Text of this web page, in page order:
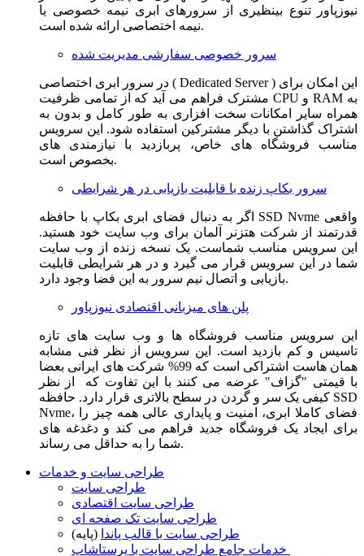
نیوزپاور تنوع بینظیری از سرورهای ابری نیمه خصوصی یا
نیمه اختصاصی ارائه شده است.
سرور خصوصی سفارشی مدیریت شده
در سرور ابری اختصاصی ( Dedicated Server ) این امکان برای
مشترک فراهم می آید که از تمامی ظرفیت CPU و RAM به
همراه سایر امکانات سخت افزاری به طور کامل و بدون به
اشتراک گذاشتن با دیگر مشترکین استفاده شود. این سرویس
مناسب فروشگاه های خاص، پربازدید با نیازمندی های
بخصوص است.
سرور بکاپ زنده با قابلیت بازیابی در هر شرایطی
اگر به دنبال فضای ابری بکاپ با حافظه SSD Nvme واقعی
قدرتمند از شرکت هتزنر آلمان برای وب سایت خود هستید.
این سرویس مناسب شماست. یک نسخه زنده از وب سایت
شما در این سرویس قرار می گیرد و در هر شرایطی قابلیت
بازیابی و اتصال نیم سرور به این فضا وجود دارد.
پلن های میزبانی اقتصادی نیوزپاور
این سرویس مناسب فروشگاه ها و وب سایت های تازه
تاسیس و کم بازدید است. این سرویس از نظر فنی مشابه
همان هاست اشتراکی است که 99% شرکت های ایرانی بعضا
با قیمتی "گزاف" عرضه می کنند با این تفاوت که از نظر
کیفی یک سر و گردن در سطح بالاتری قرار دارد. حافظه SSD
Nvme، فضای کاملا ابری، امنیت و پایداری عالی همه چیز را
برای ایجاد یک فروشگاه جدید فراهم می کند و دغدغه های
شما را به حداقل می رساند.
طراحی سایت و خدمات
طراحی سایت
طراحی سایت اقتصادی
طراحی سایت تک صفحه ای
طراحی سایت با قالب پاندا (پایه)